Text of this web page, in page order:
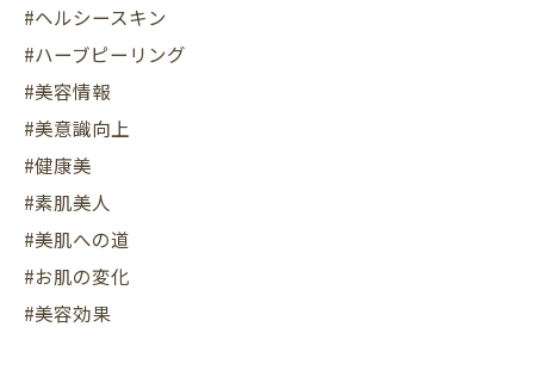
#ヘルシースキン
#ハーブピーリング
#美容情報
#美意識向上
#健康美
#素肌美人
#美肌への道
#お肌の変化
#美容効果